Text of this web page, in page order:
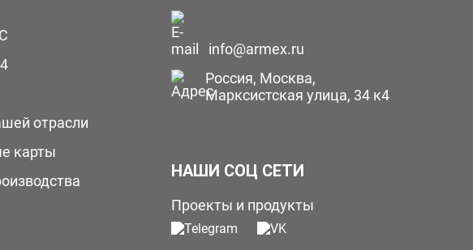
отрасли
карты
info@armex.ru
Россия, Москва,
Марксистская улица, 34 к4
НАШИ СОЦ СЕТИ
Проекты и продукты